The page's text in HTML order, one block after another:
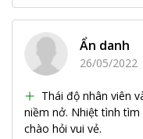
Ẩn danh
26/05/2022
Thái độ nhân viên
niềm nở. Nhiệt tình tìm
chào hỏi vui vẻ.